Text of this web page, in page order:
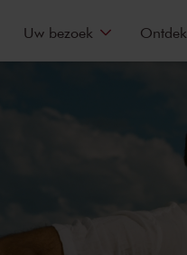
Uw bezoek Ontdek